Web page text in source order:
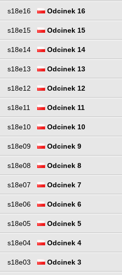
s18e16 Odcinek 16
s18e15 Odcinek 15
s18e14 Odcinek 14
s18e13 Odcinek 13
s18e12 Odcinek 12
s18e11 Odcinek 11
s18e10 Odcinek 10
s18e09 Odcinek 9
s18e08 Odcinek 8
s18e07 Odcinek 7
s18e06 Odcinek 6
s18e05 Odcinek 5
s18e04 Odcinek 4
s18e03 Odcinek 3